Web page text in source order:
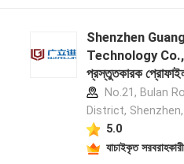
Shenzhen
Technology
প্রস্তুতকারক
No.21, Bulan
District, Shenzhen,
5.0
যাচাইকৃত সরবরাহকারী